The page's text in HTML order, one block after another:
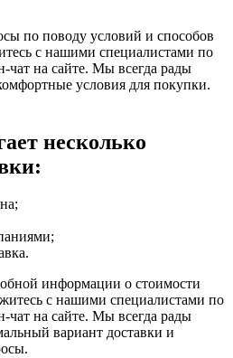
по поводу условий и способов
с нашими специалистами по
чат на сайте. Мы всегда рады
условия для покупки.
несколько
информации о стоимости
с нашими специалистами по
чат на сайте. Мы всегда рады
вариант доставки и